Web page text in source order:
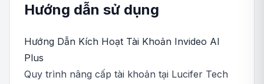
Hướng dẫn sử dụng
Hướng Dẫn Kích Hoạt Tài Khoản Invideo AI
Plus
Quy trình nâng cấp tài khoản tại Lucifer Tech